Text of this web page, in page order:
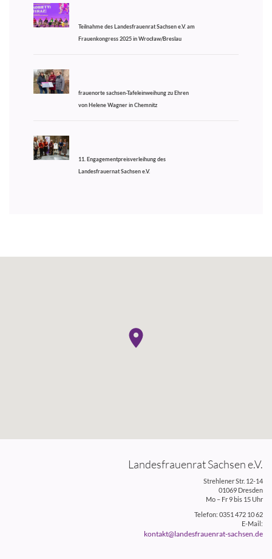
Teilnahme des Landesfrauenrat Sachsen e.V. am
Frauenkongress 2025 in Wrocław/Breslau
frauenorte sachsen-Tafeleinweihung zu Ehren
von Helene Wagner in Chemnitz
11. Engagementpreisverleihung des
Landesfrauernat Sachsen e.V.
Landesfrauenrat Sachsen e.V.
Strehlener Str. 12-14
01069 Dresden
Mo – Fr 9 bis 15 Uhr
Telefon: 0351 472 10 62
E-Mail:
kontakt@landesfrauenrat-sachsen.de